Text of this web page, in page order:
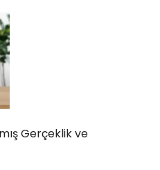
Gerçeklik ve